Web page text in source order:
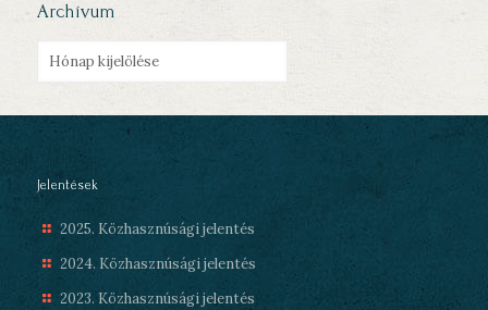
Archívum
Jelentések
2025. Közhasznúsági jelentés
2024. Közhasznúsági jelentés
2023. Közhasznúsági jelentés